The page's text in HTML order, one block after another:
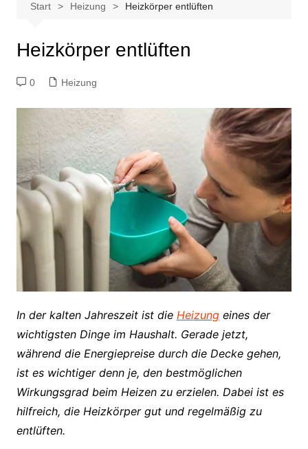
Start Heizung Heizkörper entlüften
Heizkörper entlüften
0 Heizung
In der kalten Jahreszeit ist die Heizungeines der
wichtigsten Dinge im Haushalt. Gerade jetzt,
während die Energiepreise durch die Decke gehen,
ist es wichtiger denn je, den bestmöglichen
Wirkungsgrad beim Heizen zu erzielen. Dabei ist es
hilfreich, die Heizkörper gut und regelmäßig zu
entlüften.